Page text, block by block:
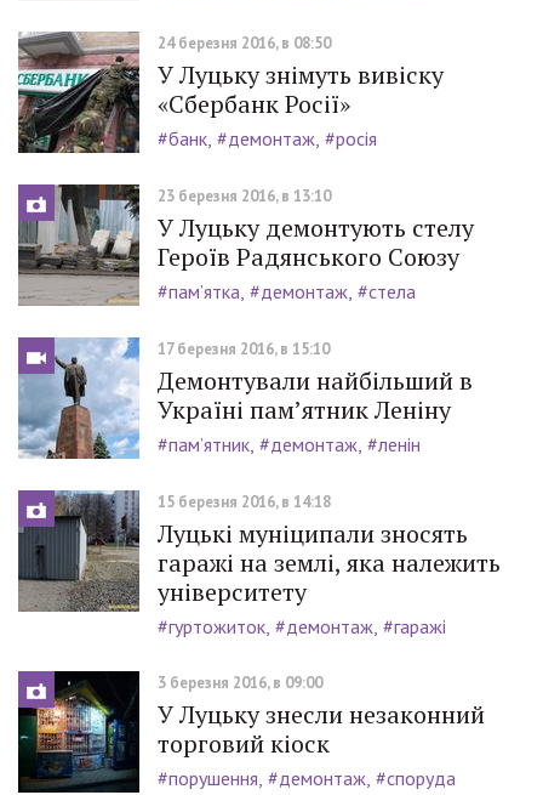
24 березня 2016, в 08:50
У Луцьку знімуть вивіску
«Сбербанк Росії»
#банк #демонтаж #росія
23 березня 2016, в 13:10
У Луцьку демонтують стелу
Героїв Радянського Союзу
#пам’ятка #демонтаж #стела
17 березня 2016, в 15:10
Демонтували найбільший в
Україні пам’ятник Леніну
#пам’ятник #демонтаж #ленін
15 березня 2016, в 14:18
Луцькі муніципали зносять
гаражі на землі, яка належить
університету
#гуртожиток #демонтаж #гаражі
3 березня 2016, в 09:00
У Луцьку знесли незаконний
торговий кіоск
#порушення #демонтаж #споруда